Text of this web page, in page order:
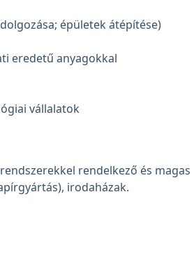
épületek átépítése)
eredetű anyagokkal
vállalatok
rendelkező és magas
irodaházak.